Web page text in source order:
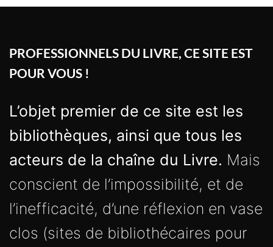
PROFESSIONNELS DU LIVRE, CE SITE EST
POUR VOUS !
L’objet premier de ce site est les
bibliothèques, ainsi que tous les
acteurs de la chaîne du Livre. Mais
conscient de l’impossibilité, et de
l’inefficacité, d’une réflexion en vase
clos (sites de bibliothécaires pour